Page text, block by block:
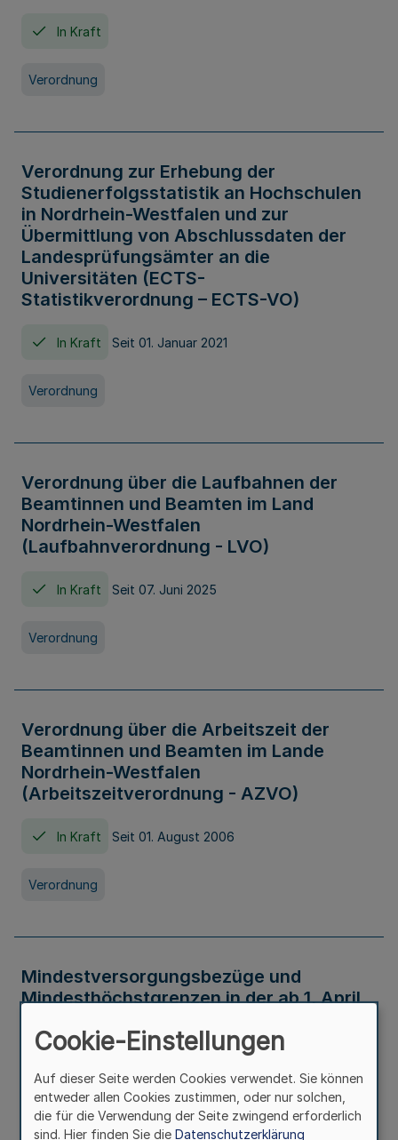
In Kraft
Verordnung
Verordnung zur Erhebung der
Studienerfolgsstatistik an Hochschulen
in Nordrhein-Westfalen und zur
Übermittlung von Abschlussdaten der
Landesprüfungsämter an die
Universitäten (ECTS-
Statistikverordnung – ECTS-VO)
In Kraft Seit 01. Januar 2021
Verordnung
Verordnung über die Laufbahnen der
Beamtinnen und Beamten im Land
Nordrhein-Westfalen
(Laufbahnverordnung - LVO)
In Kraft Seit 07. Juni 2025
Verordnung
Verordnung über die Arbeitszeit der
Beamtinnen und Beamten im Lande
Nordrhein-Westfalen
(Arbeitszeitverordnung - AZVO)
In Kraft Seit 01. August 2006
Verordnung
Mindestversorgungsbezüge und
Mindesthöchstgrenzen in der ab 1. April
Verwaltungsvorschrift
Cookie-Einstellungen
Auf dieser Seite werden Cookies verwendet. Sie können
entweder allen Cookies zustimmen, oder nur solchen,
die für die Verwendung der Seite zwingend erforderlich
sind. Hier finden Sie die Datenschutzerklärung